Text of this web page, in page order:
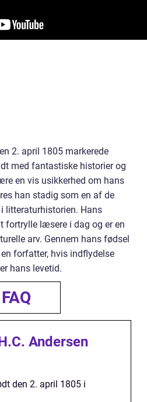
2. april 1805 markerede
med fantastiske historier og
en vis usikkerhed om hans
han stadig som en af de
litteraturhistorien. Hans
læsere i dag og er en
arv. Gennem hans fødsel
forfatter, hvis indflydelse
hans levetid.
FAQ
Andersen
den 2. april 1805 i